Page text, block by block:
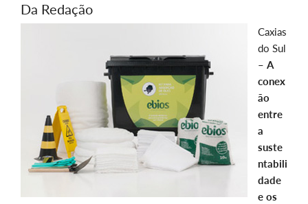
Da Redação
Caxias
do Sul
– A
conex
ão
entre
a
suste
ntabili
dade
e os